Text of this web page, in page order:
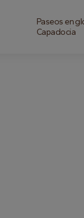
Paseos en
Capadocia